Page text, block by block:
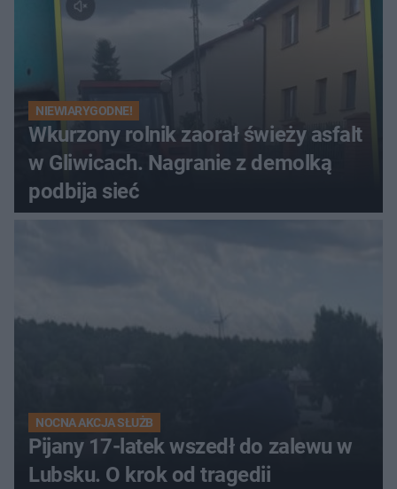
NIEWIARYGODNE!
Wkurzony rolnik zaorał świeży asfalt
w Gliwicach. Nagranie z demolką
podbija sieć
NOCNA AKCJA SŁUŻB
Pijany 17-latek wszedł do zalewu w
Lubsku. O krok od tragedii